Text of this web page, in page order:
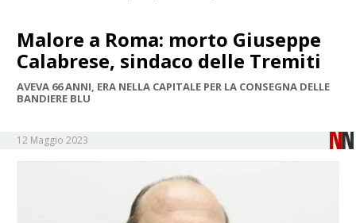
Malore a Roma: morto Giuseppe
Calabrese, sindaco delle Tremiti
AVEVA 66 ANNI, ERA NELLA CAPITALE PER LA CONSEGNA DELLE
BANDIERE BLU
12 Maggio 2023